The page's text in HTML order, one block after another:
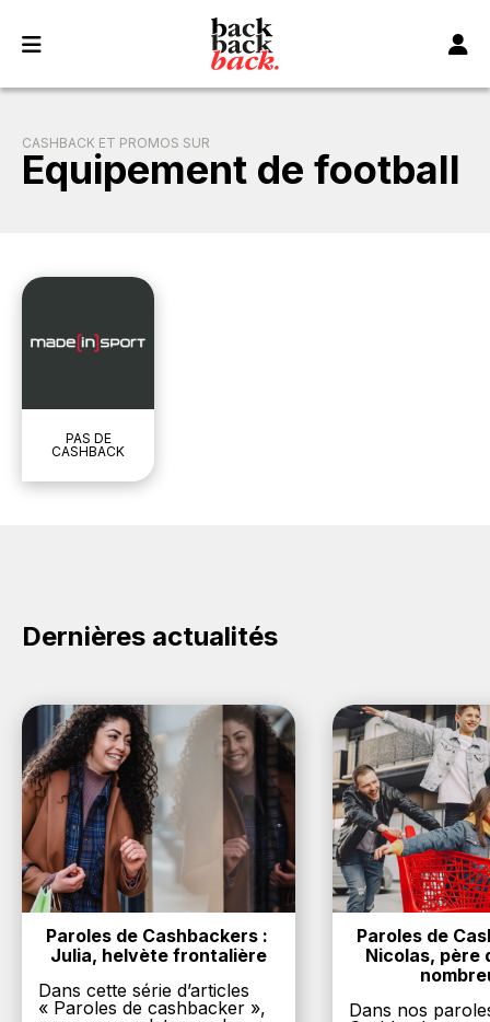
CASHBACK ET PROMOS SUR
Equipement de football
PAS DE
CASHBACK
Dernières actualités
Paroles de Cashbackers :
Julia, helvète frontalière
Dans cette série d’articles
« Paroles de cashbacker »,
Paroles de
Nicolas, père
Dans nos